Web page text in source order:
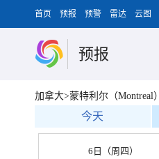
首页 预报 预警 雷达 云图
预报
加拿大>蒙特利尔（Montreal）
今天
6日（周四）